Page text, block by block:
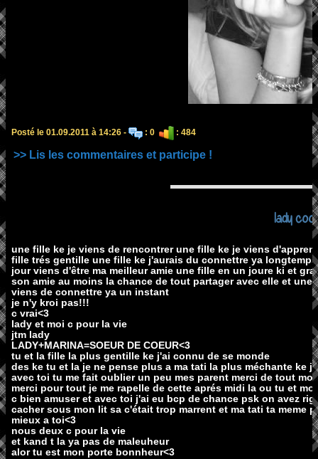
Posté le 01.09.2011 à 14:26 - : 0 : 484
>> Lis les commentaires et participe !
lady cool
une fille ke je viens de rencontrer une fille ke je viens
fille trés gentille une fille ke j'aurais du connettre ya
jour viens d'être ma meilleur amie une fille en un joure ki et
son amie au moins la chance de tout partager avec elle et
viens de connettre ya un instant
je n'y kroi pas!!!
c vrai<3
lady et moi c pour la vie
jtm lady
LADY+MARINA=SOEUR DE COEUR<3
tu et la fille la plus gentille ke j'ai connu de se monde
des ke tu et la je ne pense plus a ma tati la plus méchante ke
avec toi tu me fait oublier un peu mes parent merci de tout
merci pour tout je me rapelle de cette aprés midi la ou tu et
c bien amuser et avec toi j'ai eu bcp de chance psk on avez
cacher sous mon lit sa c'était trop marrent et ma tati ta meme
mieux a toi<3
nous deux c pour la vie
et kand t la ya pas de maleuheur
alor tu est mon porte bonnheur<3